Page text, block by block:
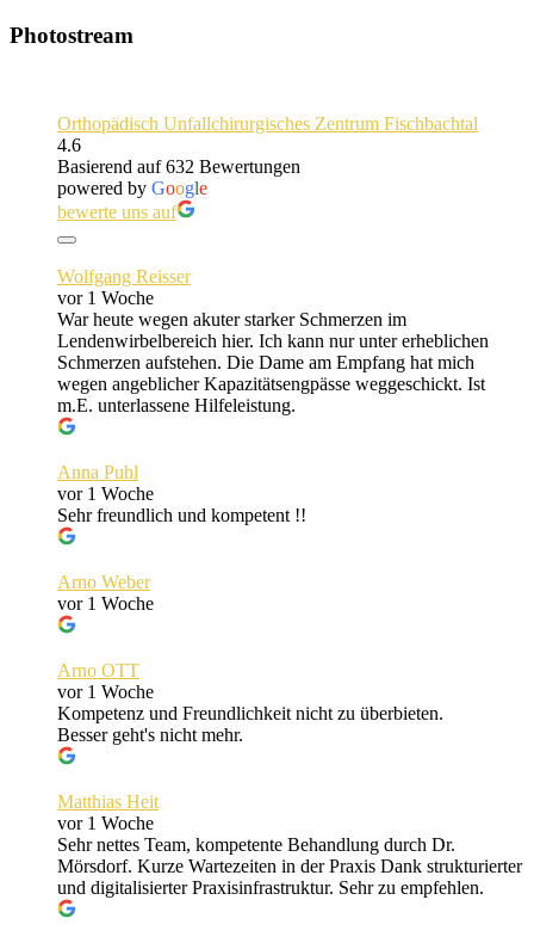
Photostream
Orthopädisch Unfallchirurgisches Zentrum Fischbachtal
4.6
Basierend auf 632 Bewertungen
powered by Google
bewerte uns auf
Wolfgang Reisser
vor 1 Woche
War heute wegen akuter starker Schmerzen im
Lendenwirbelbereich hier. Ich kann nur unter erheblichen
Schmerzen aufstehen. Die Dame am Empfang hat mich
wegen angeblicher Kapazitätsengpässe weggeschickt. Ist
m.E. unterlassene Hilfeleistung.
Anna Puhl
vor 1 Woche
Sehr freundlich und kompetent !!
Arno Weber
vor 1 Woche
Arno OTT
vor 1 Woche
Kompetenz und Freundlichkeit nicht zu überbieten.
Besser geht's nicht mehr.
Matthias Heit
vor 1 Woche
Sehr nettes Team, kompetente Behandlung durch Dr.
Mörsdorf. Kurze Wartezeiten in der Praxis Dank strukturierter
und digitalisierter Praxisinfrastruktur. Sehr zu empfehlen.